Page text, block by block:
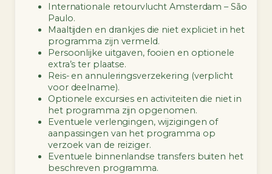
Internationale retourvlucht Amsterdam – São
Paulo.
Maaltijden en drankjes die niet expliciet in het
programma zijn vermeld.
Persoonlijke uitgaven, fooien en optionele
extra’s ter plaatse.
Reis- en annuleringsverzekering (verplicht
voor deelname).
Optionele excursies en activiteiten die niet in
het programma zijn opgenomen.
Eventuele verlengingen, wijzigingen of
aanpassingen van het programma op
verzoek van de reiziger.
Eventuele binnenlandse transfers buiten het
beschreven programma.